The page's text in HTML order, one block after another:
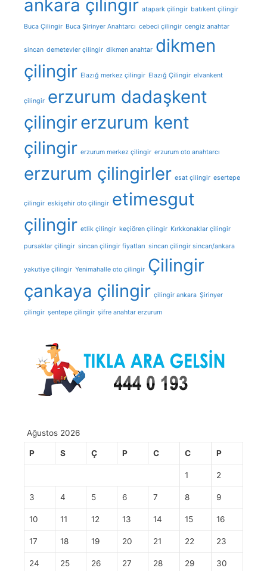
ankara çilingir atapark çilingir batıkent çilingir
Buca Çilingir Buca Şirinyer Anahtarcı cebeci çilingir cengiz anahtar
sincan demetevler çilingir dikmen anahtar dikmen
çilingir Elazığ merkez çilingir Elazığ Çilingir elvankent
çilingir erzurum dadaşkent
çilingirerzurum kent
çilingir erzurum merkez çilingir erzurum oto anahtarcı
erzurum çilingirler esat çilingir esertepe
çilingir eskişehir oto çilingir etimesgut
çilingir etlik çilingir keçiören çilingir Kırkkonaklar çilingir
pursaklar çilingir sincan çilingir fiyatları sincan çilingir sincan/ankara
yakutiye çilingir Yenimahalle oto çilingir Çilingir
çankaya çilingir çilingir ankara Şirinyer
çilingir şentepe çilingir şifre anahtar erzurum
Ağustos 2026
P S Ç P C C P
1 2
3 4 5 6 7 8 9
10 11 12 13 14 15 16
17 18 19 20 21 22 23
24 25 26 27 28 29 30